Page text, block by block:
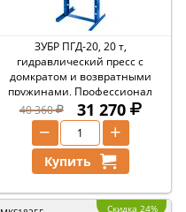
ЗУБР ПГД-20, 20 т,
гидравлический пресс с
домкратом и возвратными
пружинами, Профессионал
(43070-20)
40 360 31 270
+
−
Купить
Скидка 24%